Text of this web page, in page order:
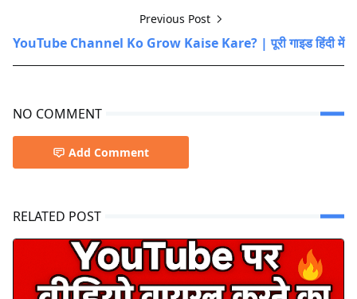
Previous Post
YouTube Channel Ko Grow Kaise Kare? | पूरी गाइड हिंदी में
NO COMMENT
Add Comment
RELATED POST